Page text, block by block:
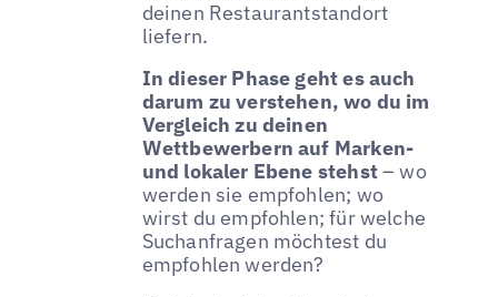
deinen Restaurantstandort
liefern.
In dieser Phase geht es auch
darum zu verstehen, wo du im
Vergleich zu deinen
Wettbewerbern auf Marken-
und lokaler Ebene stehst– wo
werden sie empfohlen; wo
wirst du empfohlen; für welche
Suchanfragen möchtest du
empfohlen werden?